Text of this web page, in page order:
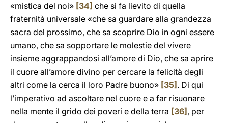
«mistica del noi» [34] che si fa lievito di quella
fraternità universale «che sa guardare alla grandezza
sacra del prossimo, che sa scoprire Dio in ogni essere
umano, che sa sopportare le molestie del vivere
insieme aggrappandosi all’amore di Dio, che sa aprire
il cuore all’amore divino per cercare la felicità degli
altri come la cerca il loro Padre buono» [35] . Di qui
l’imperativo ad ascoltare nel cuore e a far risuonare
nella mente il grido dei poveri e della terra [36] , per